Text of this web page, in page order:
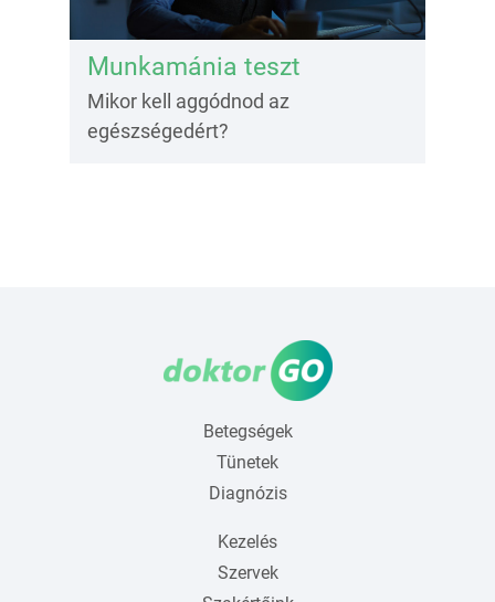
Munkamánia teszt
Mikor kell aggódnod az
egészségedért?
Betegségek
Tünetek
Diagnózis
Kezelés
Szervek